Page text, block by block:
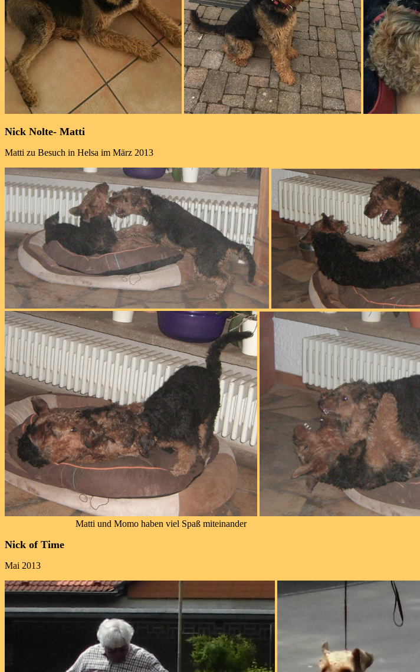
Nick Nolte- Matti
Matti zu Besuch in Helsa im März 2013
Matti und Momo haben viel Spaß miteinander
Nick of Time
Mai 2013